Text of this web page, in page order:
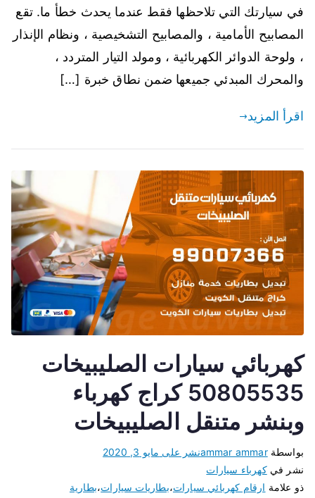
في سيارتك التي تلاحظها فقط عندما يحدث خطأ ما. تقع
المصابيح الأمامية ، والمصابيح التشخيصية ، ونظام الإنذار
، ولوحة الدوائر الكهربائية ، ومولد التيار المتردد ،
والمحرك المبدئي جميعها ضمن نطاق خبرة […]
اقرأ المزيد
كهربائي سيارات الصليبيخات
50805535 كراج كهرباء
وبنشر متنقل الصليبيخات
بواسطةammar ammarنشر على مايو 3, 2020
نشر فيكهرباء سيارات
ذو علامة ارقام كهربائي سيارات،بطاريات سيارات،بطارية